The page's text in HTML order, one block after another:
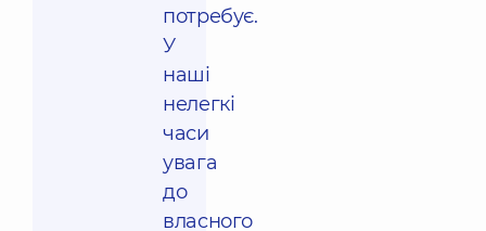
потребує.
У
наші
нелегкі
часи
увага
до
власного